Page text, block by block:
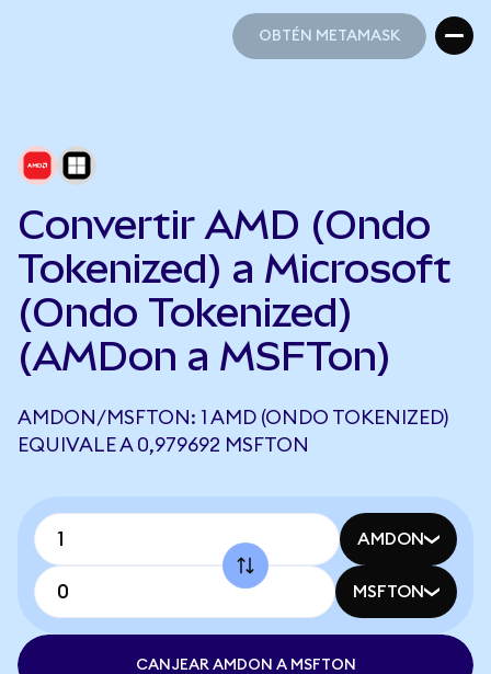
OBTÉN METAMASK
Convertir AMD (Ondo
Tokenized) a Microsoft
(Ondo Tokenized)
(AMDon a MSFTon)
AMDON/MSFTON: 1 AMD (ONDO TOKENIZED)
EQUIVALE A 0,979692 MSFTON
AMDON
MSFTON
CANJEAR AMDON A MSFTON